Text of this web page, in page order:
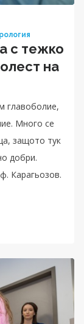
с тежко
на
главоболие,
Много се
защото тук
добри.
Карагьозов.